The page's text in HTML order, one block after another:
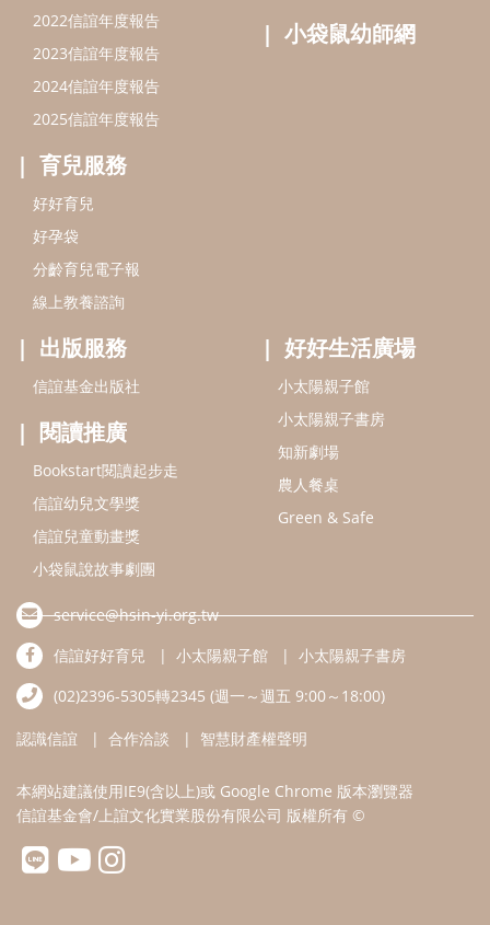
2022信誼年度報告
2023信誼年度報告
2024信誼年度報告
2025信誼年度報告
育兒服務
好好育兒
好孕袋
分齡育兒電子報
線上教養諮詢
小袋鼠幼師網
出版服務
信誼基金出版社
閱讀推廣
Bookstart閱讀起步走
信誼幼兒文學獎
信誼兒童動畫獎
小袋鼠說故事劇團
好好生活廣場
小太陽親子館
小太陽親子書房
知新劇場
農人餐桌
Green & Safe
service@hsin-yi.org.tw
信誼好好育兒
小太陽親子館
小太陽親子書房
(02)2396-5305轉2345 (週一～週五 9:00～18:00)
認識信誼 合作洽談 智慧財產權聲明
本網站建議使用IE9(含以上)或 Google Chrome 版本瀏覽器
信誼基金會/上誼文化實業股份有限公司 版權所有 ©